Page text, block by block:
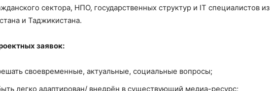
сектора, НПО, государственных структур и IT специалистов из
и Таджикистана.
заявок:
своевременные, актуальные, социальные вопросы;
легко адаптирован/ внедрён в существующий медиа-ресурс;